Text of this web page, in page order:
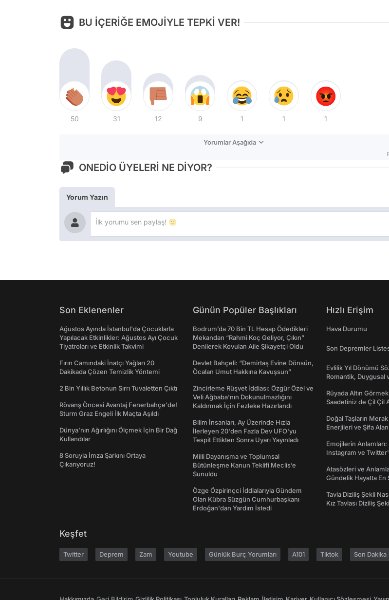
BU İÇERİĞE EMOJİYLE TEPKİ VER!
50 31 12 9 1 1 1
Yorumlar Aşağıda
ONEDİO ÜYELERİ NE DİYOR?
Yorum Yazın
Son Eklenenler
Ağustos Ayında İstanbul'da Çocuklarla
Yapılacak Etkinlikler: Ağustos Ayı Çocuk
Tiyatroları ve Etkinlik Takvimi
Fırın Camındaki İnatçı Yağları 20
Dakikada Çözen Temizlik Yöntemi
2 Bin Yıllık Betonun Sırrı Tuvaletten Çıktı
Rövanş Öncesi Avantaj Fenerbahçe'de!
Sturm Graz Engeli İlk Maçta Aşıldı
Dünya’nın Ağırlığını Ölçmek İçin Bir Dağ
Kullandılar
8 Soruyla İmza Şarkını Ortaya
Çıkarıyoruz!
Günün Popüler Başlıkları
Bodrum’da 70 Bin TL Hesap Ödedikleri
Mekandan “Rahmi Koç Geliyor, Çıkın”
Denilerek Kovulan Aile Şikayetçi Oldu
Devlet Bahçeli: “Demirtaş Evine Dönsün,
Öcalan Umut Hakkına Kavuşsun”
Zincirleme Rüşvet İddiası: Özgür Özel ve
Veli Ağbaba’nın Dokunulmazlığını
Kaldırmak İçin Fezleke Hazırlandı
Bilim İnsanları, Ay Üzerinde Hızla
İlerleyen 20'den Fazla Dev UFO'yu
Tespit Ettikten Sonra Uyarı Yayınladı
Milli Dayanışma ve Toplumsal
Bütünleşme Kanun Teklifi Meclis’e
Sunuldu
Özge Özpirinçci İddialarıyla Gündem
Olan Kübra Süzgün Cumhurbaşkanı
Erdoğan'dan Yardım İstedi
Hızlı Erişim
Hava Durumu
Son Depremler
Evlilik Yıl Dönümü
Romantik, Duygusal
Rüyada Altın
Saadetiniz de Çil Çil
Doğal Taşların
Enerjileri ve Şifa
Emojilerin
Instagram ve
Atasözleri ve
Gündelik Hayatta En
Tavla Diziliş Şekli
Kız Tavlası Diziliş
Keşfet
Twitter Deprem Zam Youtube Günlük Burç Yorumları A101 Tiktok Son Dakika